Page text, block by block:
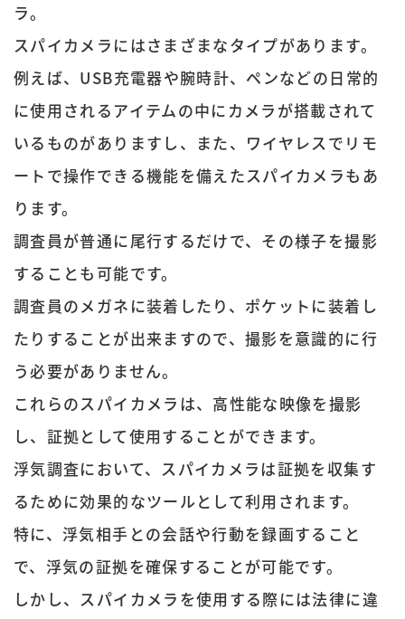
ラ。
スパイカメラにはさまざまなタイプがあります。
例えば、USB充電器や腕時計、ペンなどの日常的
に使用されるアイテムの中にカメラが搭載されて
いるものがありますし、また、ワイヤレスでリモ
ートで操作できる機能を備えたスパイカメラもあ
ります。
調査員が普通に尾行するだけで、その様子を撮影
することも可能です。
調査員のメガネに装着したり、ポケットに装着し
たりすることが出来ますので、撮影を意識的に行
う必要がありません。
これらのスパイカメラは、高性能な映像を撮影
し、証拠として使用することができます。
浮気調査において、スパイカメラは証拠を収集す
るために効果的なツールとして利用されます。
特に、浮気相手との会話や行動を録画すること
で、浮気の証拠を確保することが可能です。
しかし、スパイカメラを使用する際には法律に違